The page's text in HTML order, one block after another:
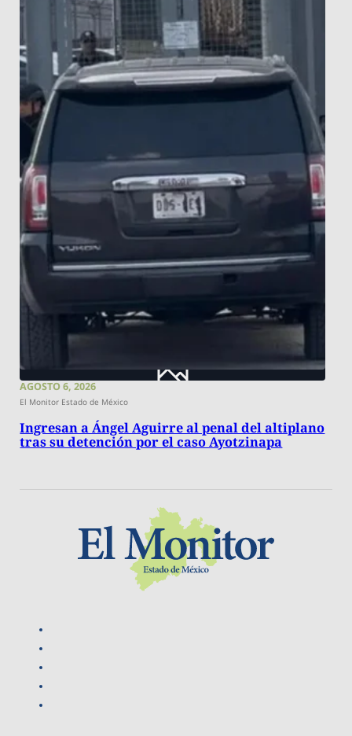
AGOSTO 6, 2026
El Monitor Estado de México
Ingresan a Ángel Aguirre al penal del altiplano
tras su detención por el caso Ayotzinapa